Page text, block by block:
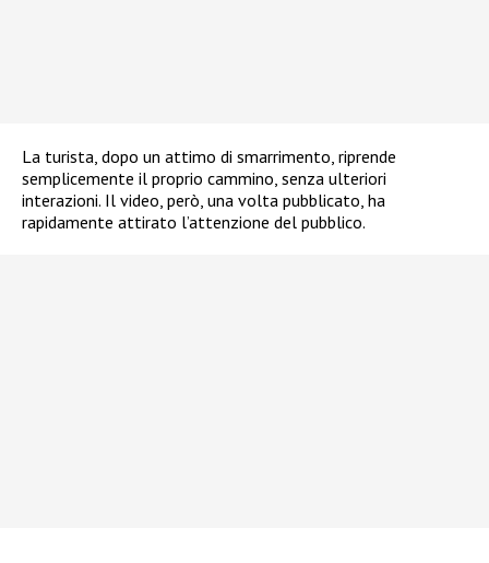
La turista, dopo un attimo di smarrimento, riprende
semplicemente il proprio cammino, senza ulteriori
interazioni. Il video, però, una volta pubblicato, ha
rapidamente attirato l’attenzione del pubblico.